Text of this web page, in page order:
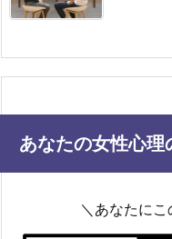
あなたの女性心理
＼あなたに